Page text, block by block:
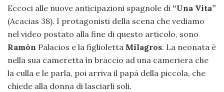
Eccoci alle nuove anticipazioni spagnole di “Una Vita”
(Acacias 38). I protagonisti della scena che vediamo
nel video postato alla fine di questo articolo, sono
Ramòn Palacios e la figlioletta Milagros. La neonata è
nella sua cameretta in braccio ad una cameriera che
la culla e le parla, poi arriva il papà della piccola, che
chiede alla donna di lasciarli soli.